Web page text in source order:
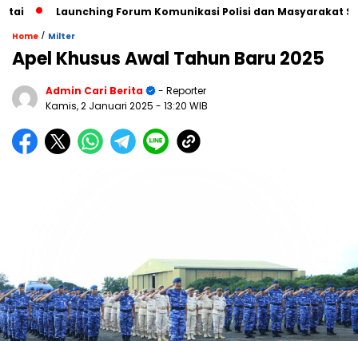
Launching Forum Komunikasi Polisi dan Masyarakat Sekolah
Home / Milter
Apel Khusus Awal Tahun Baru 2025
Admin Cari Berita
- Reporter
Kamis, 2 Januari 2025 - 13:20 WIB